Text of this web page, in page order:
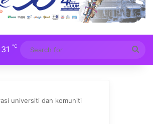
31 ℃
for
universiti dan komuniti